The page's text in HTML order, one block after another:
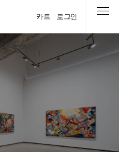
카트 로그인